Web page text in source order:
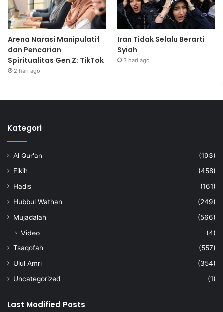
Arena Narasi Manipulatif
dan Pencarian
Spiritualitas Gen Z: TikTok
2 hari ago
Iran Tidak Selalu Berarti
Syiah
3 hari ago
Kategori
Al Qur'an
(193)
Fikih
(458)
Hadis
(161)
Hubbul Wathan
(249)
Mujadalah
(566)
Video (4)
Tsaqofah
(557)
Ulul Amri
(354)
Uncategorized
(1)
Last Modified Posts